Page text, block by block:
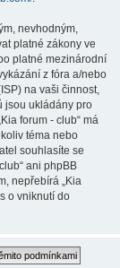
nevhodným,
platné zákony ve
platné mezinárodní
z fóra a/nebo
na vaši činnost,
jsou ukládány pro
forum - club“ má
téma nebo
souhlasíte se
ani phpBB
nepřebírá „Kia
o vniknutí do